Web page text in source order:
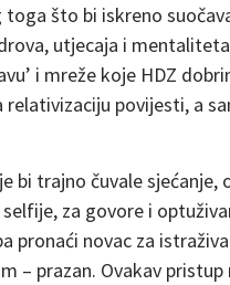
što bi iskreno
utjecaja i
i mreže koje HDZ
povijesti, a
bi trajno čuvale
za govore i
pronaći novac za
– prazan. Ovakav